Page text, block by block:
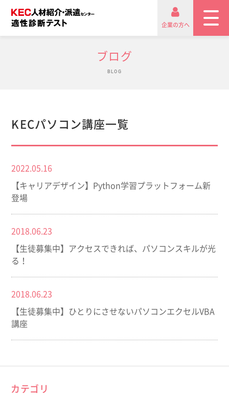
企業の方へ
ブログ
BLOG
KECパソコン講座一覧
2022.05.16
【キャリアデザイン】Python学習プラットフォーム新
登場
2018.06.23
【生徒募集中】アクセスできれば、パソコンスキルが光
る！
2018.06.23
【生徒募集中】ひとりにさせないパソコンエクセルVBA
講座
カテゴリ